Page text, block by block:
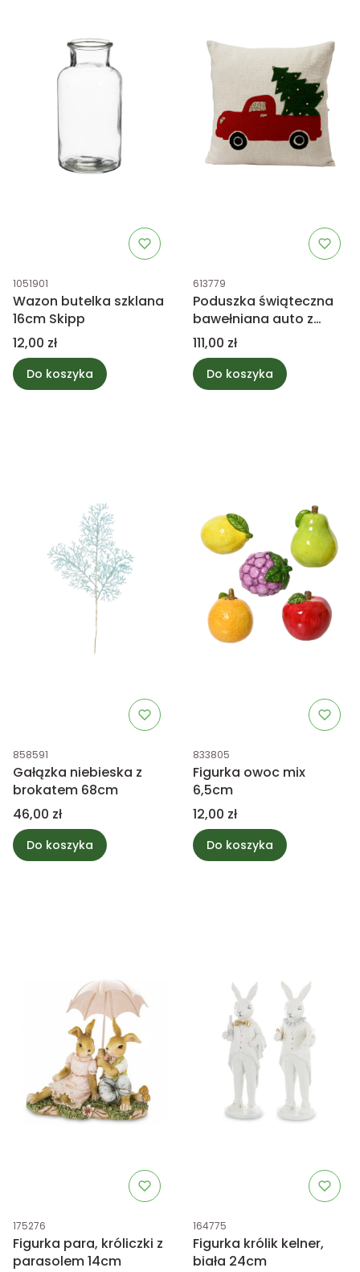
Kod produktu
1051901
Wazon butelka szklana
16cm Skipp
Cena
12,00 zł
Do koszyka
Kod produktu
613779
Poduszka świąteczna
bawełniana auto z
choinką
Cena
111,00 zł
Do koszyka
Kod produktu
858591
Gałązka niebieska z
brokatem 68cm
Cena
46,00 zł
Do koszyka
Kod produktu
833805
Figurka owoc mix
6,5cm
Cena
12,00 zł
Do koszyka
Kod produktu
175276
Figurka para, króliczki z
parasolem 14cm
Kod produktu
164775
Figurka królik kelner,
biała 24cm